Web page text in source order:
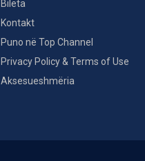
Bileta
Kontakt
Puno në Top Channel
Privacy Policy & Terms of Use
Aksesueshmëria